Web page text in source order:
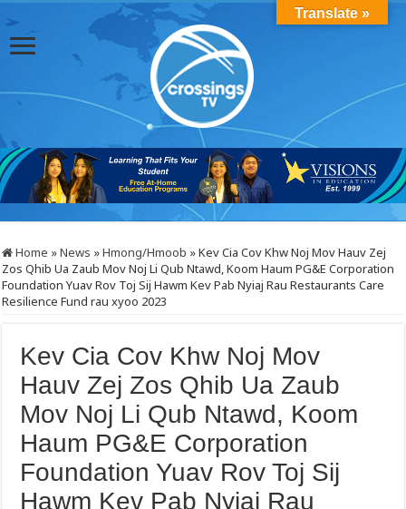
Home »News »Hmong/Hmoob »Kev Cia Cov Khw Noj Mov Hauv Zej
Zos Qhib Ua Zaub Mov Noj Li Qub Ntawd, Koom Haum PG&E Corporation
Foundation Yuav Rov Toj Sij Hawm Kev Pab Nyiaj Rau Restaurants Care
Resilience Fund rau xyoo 2023
Kev Cia Cov Khw Noj Mov
Hauv Zej Zos Qhib Ua Zaub
Mov Noj Li Qub Ntawd, Koom
Haum PG&E Corporation
Foundation Yuav Rov Toj Sij
Hawm Kev Pab Nyiaj Rau
Translate »